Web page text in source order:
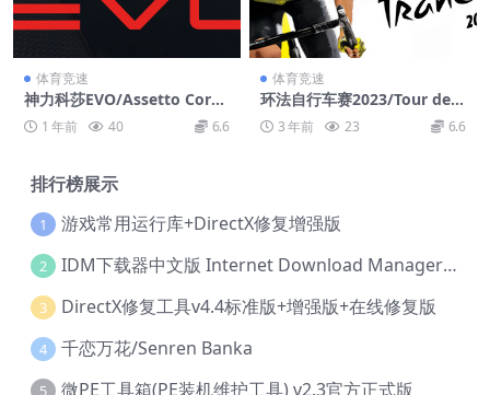
体育竞速
神力科莎EVO/Assetto Corsa
EVO1 年前 40 6.6
体育竞速
环法自行车赛2023/Tour de F
rance 2023
3 年前 23 6.6
排行榜展示
1 游戏常用运行库+DirectX修复增强版
2 IDM下载器中文版 Internet Download Manager v6.42.36 IDM
3 DirectX修复工具v4.4标准版+增强版+在线修复版
4 千恋万花/Senren Banka
5 微PE工具箱(PE装机维护工具) v2.3官方正式版